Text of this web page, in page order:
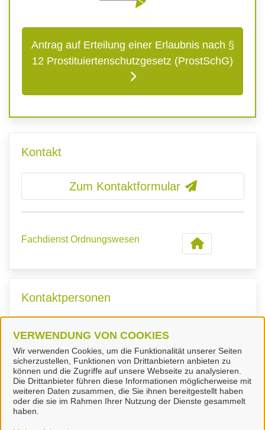
VERWENDUNG VON COOKIES
Wir verwenden Cookies, um die Funktionalität unserer Seiten
sicherzustellen, Funktionen von Drittanbietern anbieten zu
können und die Zugriffe auf unsere Webseite zu analysieren.
Die Drittanbieter führen diese Informationen möglicherweise mit
weiteren Daten zusammen, die Sie ihnen bereitgestellt haben
oder die sie im Rahmen Ihrer Nutzung der Dienste gesammelt
haben.
Antrag auf Erteilung einer Erlaubnis nach §
12 Prostituiertenschutzgesetz (ProstSchG)
Kontakt
Zum Kontaktformular
Fachdienst Ordnungswesen
Kontaktpersonen
Frau Köhricht
Landkreis Peine